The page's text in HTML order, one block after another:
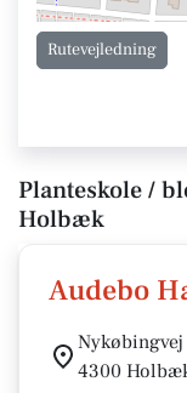
Rutevejledning
Planteskole /
Holbæk
Audebo
Nykøbingvej
4300